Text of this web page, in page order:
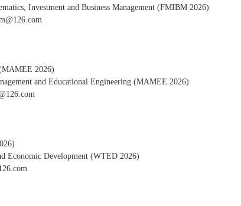
Investment and Business Management (FMIBM 2026)
2026)
and Educational Engineering (MAMEE 2026)
Economic Development (WTED 2026)